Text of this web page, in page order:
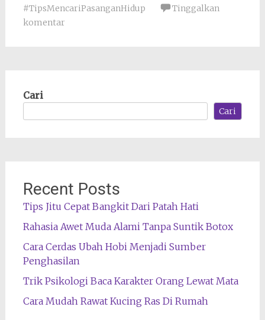
#TipsMencariPasanganHidup
Tinggalkan
komentar
Cari
Cari
Recent Posts
Tips Jitu Cepat Bangkit Dari Patah Hati
Rahasia Awet Muda Alami Tanpa Suntik Botox
Cara Cerdas Ubah Hobi Menjadi Sumber
Penghasilan
Trik Psikologi Baca Karakter Orang Lewat Mata
Cara Mudah Rawat Kucing Ras Di Rumah